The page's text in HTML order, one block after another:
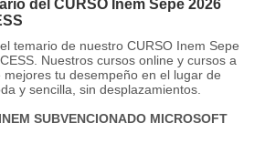
del CURSO Inem Sepe 2026
temario de nuestro CURSO Inem Sepe
Nuestros cursos online y cursos a
tu desempeño en el lugar de
y sencilla, sin desplazamientos.
SUBVENCIONADO MICROSOFT